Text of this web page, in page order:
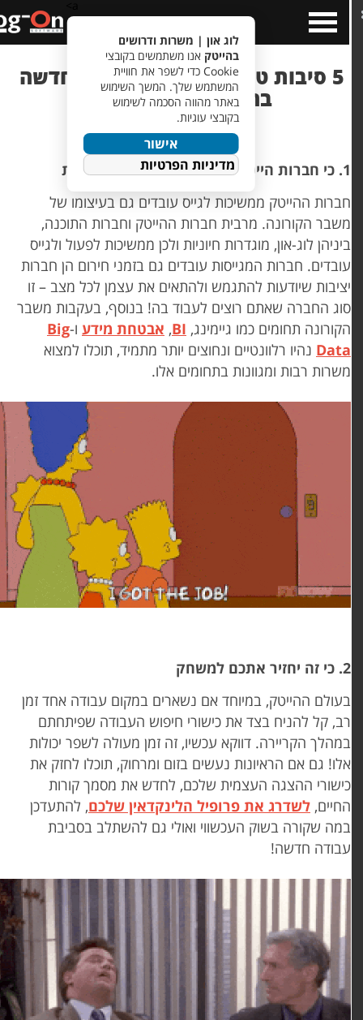
Open
Menu
5 סיבות טובות להתחיל עבודה חדשה
בהייטק דווקא עכשיו
ההייטק ממשיכות לגייס עובדים גם בעיצומו של
הקורונה. מרבית חברות ההייטק וחברות התוכנה,
לוג-און, מוגדרות חיוניות ולכן ממשיכות לפעול ולגייס
חברות המגייסות עובדים גם בזמני חירום הן חברות
שיודעות להתגמש ולהתאים את עצמן לכל מצב – זו
החברה שאתם רוצים לעבוד בה! בנוסף, בעקבות משבר
תחומים כמו גיימינג,BI
,אבטחת מידעו-Big
נהיו רלוונטיים ונחוצים יותר מתמיד, תוכלו למצוא
רבות ומגוונות בתחומים אלו.
ההייטק, במיוחד אם נשארים במקום עבודה אחד זמן
קל להניח בצד את כישורי חיפוש העבודה שפיתחתם
הקריירה. דווקא עכשיו, זה זמן מעולה לשפר יכולות
גם אם הראיונות נעשים בזום ומרחוק, תוכלו לחזק את
ההצגה העצמית שלכם, לחדש את מסמך קורות
לשדרג את פרופיל הלינקדאין שלכם, להתעדכן
שקורה בשוק העכשווי ואולי גם להשתלב בסביבת
חדשה!
לוג און | משרות ודרושים
בהייטקאנו משתמשים בקובצי
Cookie כדי לשפר את חוויית
המשתמש שלך. המשך השימוש
באתר מהווה הסכמה לשימוש
בקובצי עוגיות.
אישור
מדיניות הפרטיות